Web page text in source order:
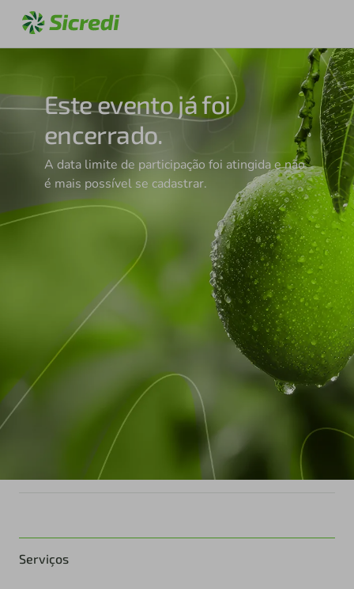
Este evento já foi
encerrado.
A data limite de participação foi atingida e não
é mais possível se cadastrar.
Serviços